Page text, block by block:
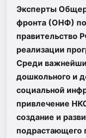
Эксперты
фронта (ОНФ)
правительство
реализации
Среди
дошкольного и
социальной
привлечение
создание и
подрастающего